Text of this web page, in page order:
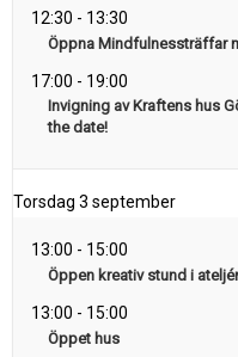
12:30 - 13:30
Öppna Mindfulnessträffar
17:00 - 19:00
Invigning av Kraftens hus
the date!
Torsdag 3 september
13:00 - 15:00
Öppen kreativ stund i
13:00 - 15:00
Öppet hus